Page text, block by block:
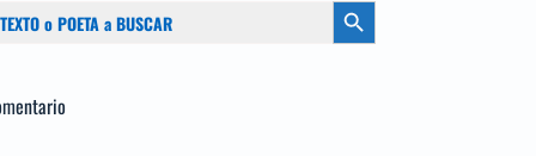
Botón de búsqueda